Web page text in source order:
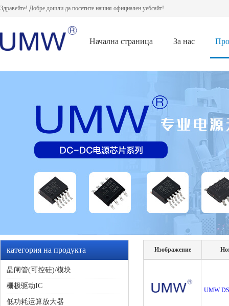
Здравейте! Добре дошли да посетите нашия официален уебсайт!
Начална страница За нас
категория на продукта
晶闸管(可控硅)/模块
栅极驱动IC
低功耗运算放大器
Изображение
UMW